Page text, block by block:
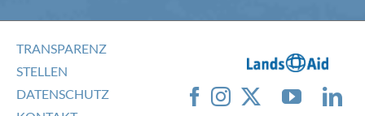
TRANSPARENZ
STELLEN
DATENSCHUTZ